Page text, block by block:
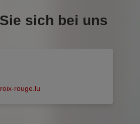
sich bei uns
rouge.lu